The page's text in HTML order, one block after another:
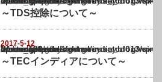
～TDS控除について～
2017-5-12
Warning
: Undefined array key "show_category" in
/home/netst/kuno-cpa.co.jp/public_html/india_blog/wp-content/themes/
on line183
～TECインディアについて～